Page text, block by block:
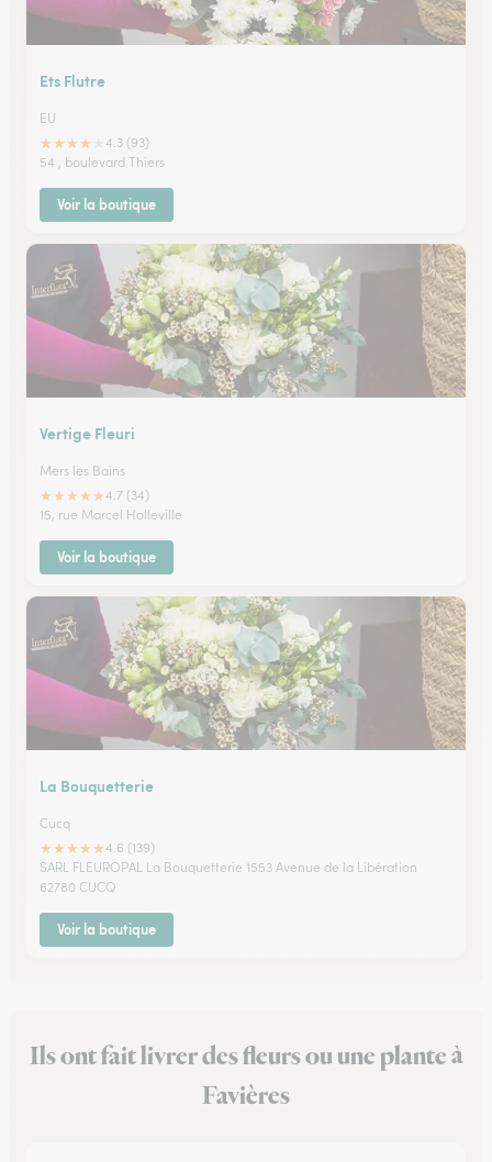
Ets Flutre
EU
★★★★
4.3 (93)
54 , boulevard Thiers
Voir la boutique
Vertige Fleuri
Mers les Bains
★★★★★4.7 (34)
15, rue Marcel Holleville
Voir la boutique
La Bouquetterie
Cucq
★★★★★4.6 (139)
SARL FLEUROPAL La Bouquetterie 1553 Avenue de la Libération
62780 CUCQ
Voir la boutique
Ils ont fait livrer des fleurs ou une plante à
Favières